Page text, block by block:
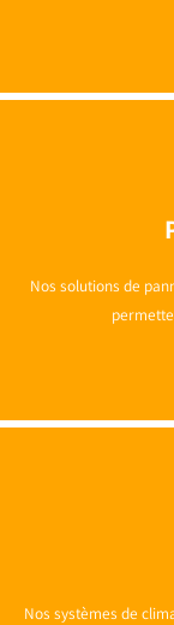
Nos solutions de
Nos systèmes de